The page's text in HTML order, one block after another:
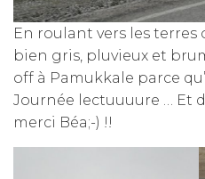
En roulant vers les
bien gris, pluvieux et
off à Pamukkale parce
Journée lectuuuure … Et
merci Béa;-) !!